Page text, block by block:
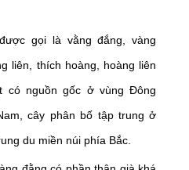
gọi là vằng đắng, vàng
liên, thích hoàng, hoàng liên
có nguồn gốc ở vùng Đông
cây phân bố tập trung ở
du miền núi phía Bắc.